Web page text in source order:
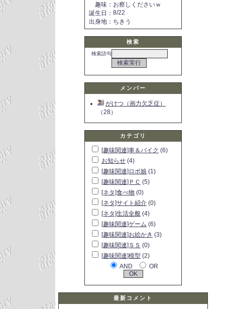
趣味 ： お察しくださいｗ
誕生日 ： 8/22
出身地 ： ちきう
検索
検索語句
メンバー
がけつ（画力欠乏症）
（28）
カテゴリ
[趣味関連]車＆バイク (6)
お知らせ (4)
[趣味関連]ロボ娘 (1)
[趣味関連]ＰＣ (5)
[ネタ]食べ物 (0)
[ネタ]サイト紹介 (0)
[ネタ]生活全般 (4)
[趣味関連]ゲーム (6)
[趣味関連]お絵かき (3)
[趣味関連]ＳＳ (0)
[趣味関連]模型 (2)
AND
OR
最新コメント